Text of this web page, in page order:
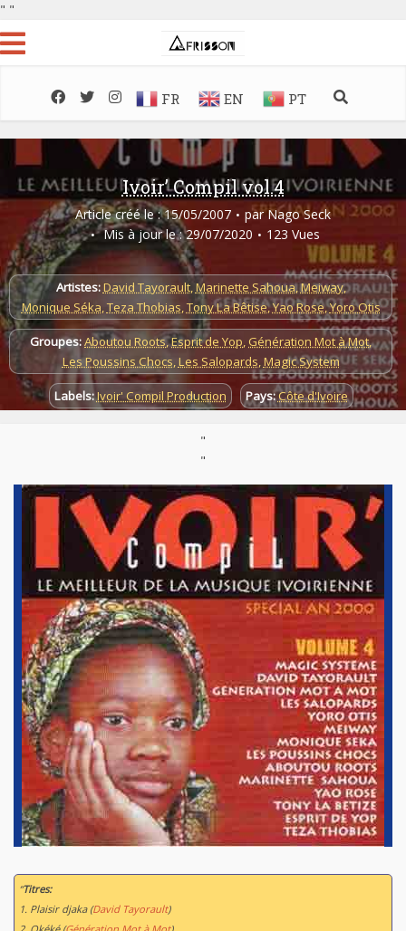
" "
FR EN PT
Ivoir’ Compil vol.4
Article créé le : 15/05/2007 par Nago Seck
Mis à jour le : 29/07/2020
123 Vues
Artistes:David Tayorault,Marinette Sahoua,Meiway,
Monique Séka,Teza Thobias,Tony La Bêtise,Yao Rose,Yoro Otis
Groupes:Aboutou Roots,Esprit de Yop,Génération Mot à Mot,
Les Poussins Chocs,Les Salopards,Magic System
Labels:Ivoir' Compil Production Pays:Côte d'Ivoire
Compilation CD
"
"
“Titres:
1. Plaisir djaka (David Tayorault)